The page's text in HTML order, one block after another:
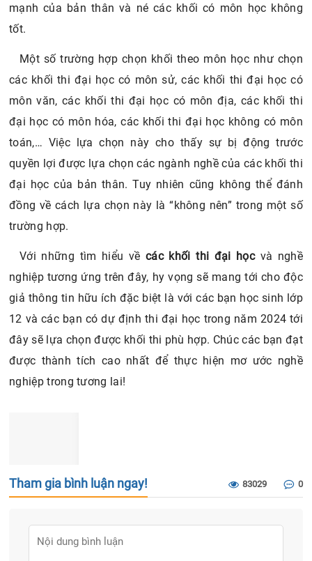
mạnh của bản thân và né các khối có môn học không
tốt.
Một số trường hợp chọn khối theo môn học như chọn
các khối thi đại học có môn sử, các khối thi đại học có
môn văn, các khối thi đại học có môn địa, các khối thi
đại học có môn hóa, các khối thi đại học không có môn
toán,… Việc lựa chọn này cho thấy sự bị động trước
quyền lợi được lựa chọn các ngành nghề của các khối thi
đại học của bản thân. Tuy nhiên cũng không thể đánh
đồng về cách lựa chọn này là “không nên” trong một số
trường hợp.
Với những tìm hiểu về các khối thi đại họcvà nghề
nghiệp tương ứng trên đây, hy vọng sẽ mang tới cho độc
giả thông tin hữu ích đặc biệt là với các bạn học sinh lớp
12 và các bạn có dự định thi đại học trong năm 2024 tới
đây sẽ lựa chọn được khối thi phù hợp. Chúc các bạn đạt
được thành tích cao nhất để thực hiện mơ ước nghề
nghiệp trong tương lai!
Tham gia bình luận ngay! 83029 0